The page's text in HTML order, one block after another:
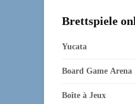
Brettspiele
Yucata
Board Game Arena
Boîte à Jeux